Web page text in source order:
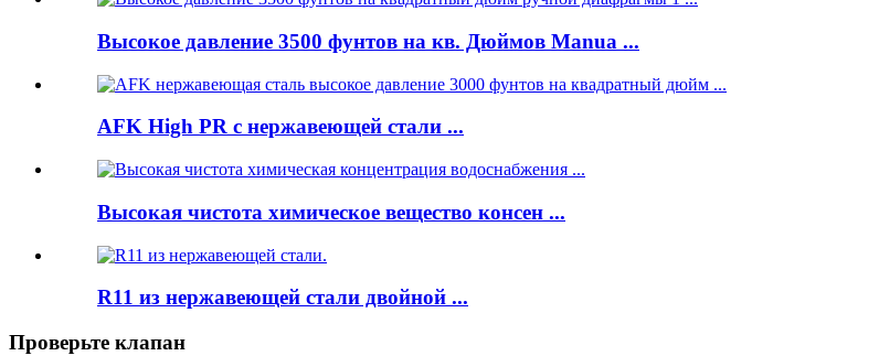
Высокое давление 3500 фунтов на кв. Дюймов Manua ...
AFK High PR с нержавеющей стали ...
Высокая чистота химическое вещество консен ...
R11 из нержавеющей стали двойной ...
Проверьте клапан